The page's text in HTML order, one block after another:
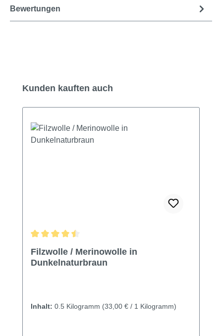
Bewertungen
Produktgalerie überspringen
Kunden kauften auch
Filzwolle / Merinowolle in
Dunkelnaturbraun
Inhalt: 0.5 Kilogramm (33,00 € / 1 Kilogramm)